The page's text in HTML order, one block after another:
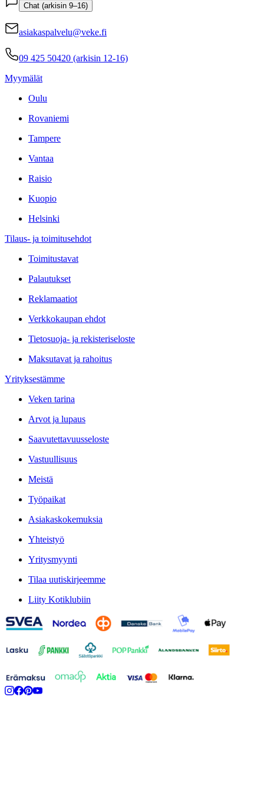
Chat (arkisin 9–16)
asiakaspalvelu@veke.fi
09 425 50420 (arkisin 12-16)
Myymälät
Oulu
Rovaniemi
Tampere
Vantaa
Raisio
Kuopio
Helsinki
Tilaus- ja toimitusehdot
Toimitustavat
Palautukset
Reklamaatiot
Verkkokaupan ehdot
Tietosuoja- ja rekisteriseloste
Maksutavat ja rahoitus
Yrityksestämme
Veken tarina
Arvot ja lupaus
Saavutettavuusseloste
Vastuullisuus
Meistä
Työpaikat
Asiakaskokemuksia
Yhteistyö
Yritysmyynti
Tilaa uutiskirjeemme
Liity Kotiklubiin